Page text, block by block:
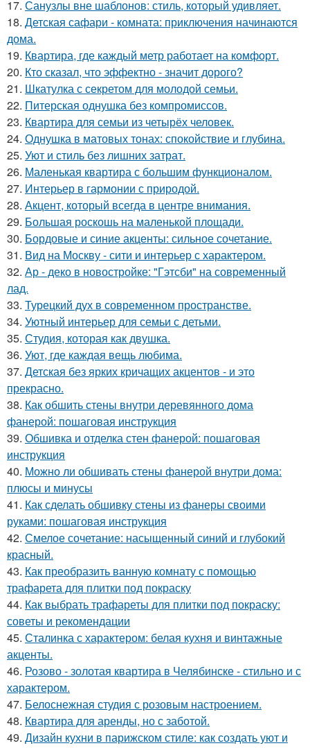
17. Санузлы вне шаблонов: стиль, который удивляет.
18. Детская сафари - комната: приключения начинаются
дома.
19. Квартира, где каждый метр работает на комфорт.
20. Кто сказал, что эффектно - значит дорого?
21. Шкатулка с секретом для молодой семьи.
22. Питерская однушка без компромиссов.
23. Квартира для семьи из четырёх человек.
24. Однушка в матовых тонах: спокойствие и глубина.
25. Уют и стиль без лишних затрат.
26. Маленькая квартира с большим функционалом.
27. Интерьер в гармонии с природой.
28. Акцент, который всегда в центре внимания.
29. Большая роскошь на маленькой площади.
30. Бордовые и синие акценты: сильное сочетание.
31. Вид на Москву - сити и интерьер с характером.
32. Ар - деко в новостройке: "Гэтсби" на современный
лад.
33. Турецкий дух в современном пространстве.
34. Уютный интерьер для семьи с детьми.
35. Студия, которая как двушка.
36. Уют, где каждая вещь любима.
37. Детская без ярких кричащих акцентов - и это
прекрасно.
38. Как обшить стены внутри деревянного дома
фанерой: пошаговая инструкция
39. Обшивка и отделка стен фанерой: пошаговая
инструкция
40. Можно ли обшивать стены фанерой внутри дома:
плюсы и минусы
41. Как сделать обшивку стены из фанеры своими
руками: пошаговая инструкция
42. Смелое сочетание: насыщенный синий и глубокий
красный.
43. Как преобразить ванную комнату с помощью
трафарета для плитки под покраску
44. Как выбрать трафареты для плитки под покраску:
советы и рекомендации
45. Сталинка с характером: белая кухня и винтажные
акценты.
46. Розово - золотая квартира в Челябинске - стильно и с
характером.
47. Белоснежная студия с розовым настроением.
48. Квартира для аренды, но с заботой.
49. Дизайн кухни в парижском стиле: как создать уют и